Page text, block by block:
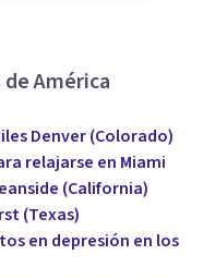
América
Denver (Colorado)
relajarse en Miami
(California)
(Texas)
en depresión en los